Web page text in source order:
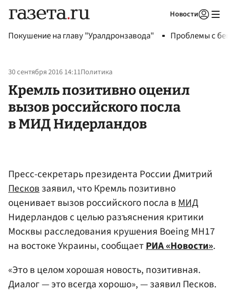
Новости
Покушение на главу "Уралдронзавода" Проблемы с
30 сентября 2016 14:11Политика
Кремль позитивно оценил
вызов российского посла
в МИД Нидерландов
Пресс-секретарь президента России Дмитрий
Песковзаявил, что Кремль позитивно
оценивает вызов российского посла вМИД
Нидерландов с целью разъяснения критики
Москвы расследования крушения Boeing МН17
на востоке Украины, сообщаетРИА «Новости».
«Это в целом хорошая новость, позитивная.
Диалог — это всегда хорошо», — заявил Песков.